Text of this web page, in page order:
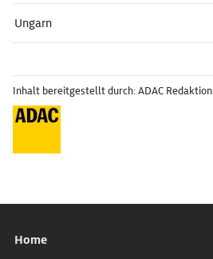
Ungarn
Inhalt bereitgestellt durch: ADAC Redaktion
Home